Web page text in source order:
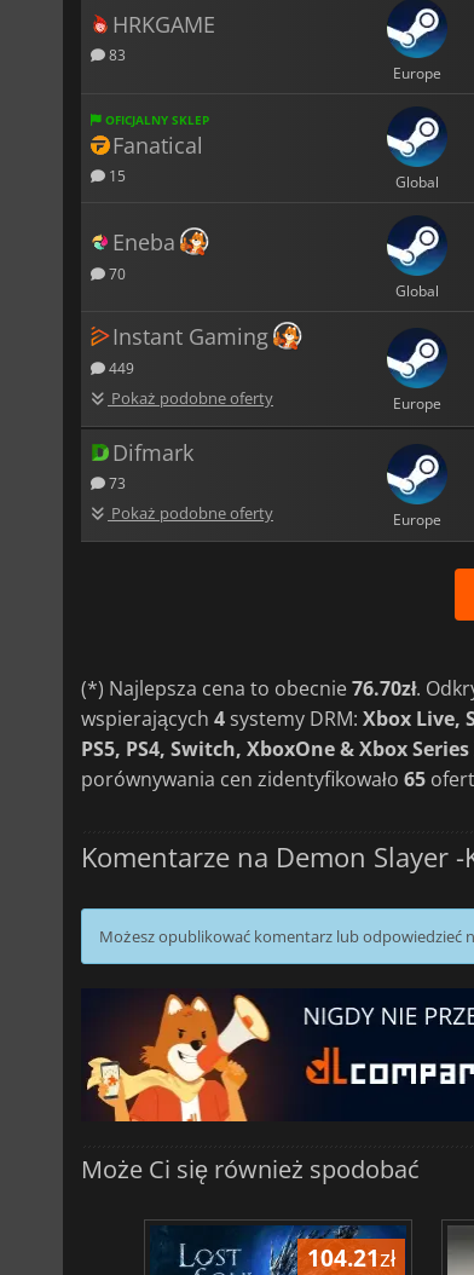
HRKGAME
83
Europe
OFICJALNY SKLEP
Fanatical
15 Global
Eneba
70
Global
Instant Gaming
449
Pokaż podobne oferty Europe
Difmark
73
Pokaż podobne oferty Europe
(*) Najlepsza cena to obecnie76.70zł.
wspierających 4 systemy DRM: Xbox Live,
PS5, PS4, Switch, XboxOne & Xbox Series
porównywania cen zidentyfikowało 65
Komentarze na Demon Slayer
Możesz opublikować komentarz lub odpowiedzieć
Może Ci się również spodobać
104.21zł